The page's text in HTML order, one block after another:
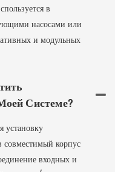
в
насосами или
и модульных
Системе?
установку
совместимый корпус
входных и